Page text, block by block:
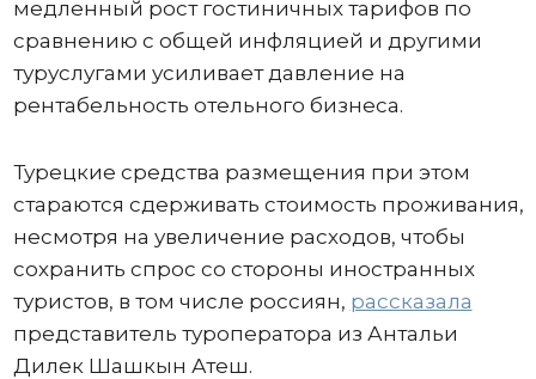
медленный рост гостиничных тарифов по
сравнению с общей инфляцией и другими
туруслугами усиливает давление на
рентабельность отельного бизнеса.
Турецкие средства размещения при этом
стараются сдерживать стоимость проживания,
несмотря на увеличение расходов, чтобы
сохранить спрос со стороны иностранных
туристов, в том числе россиян, рассказала
представитель туроператора из Антальи
Дилек Шашкын Атеш.